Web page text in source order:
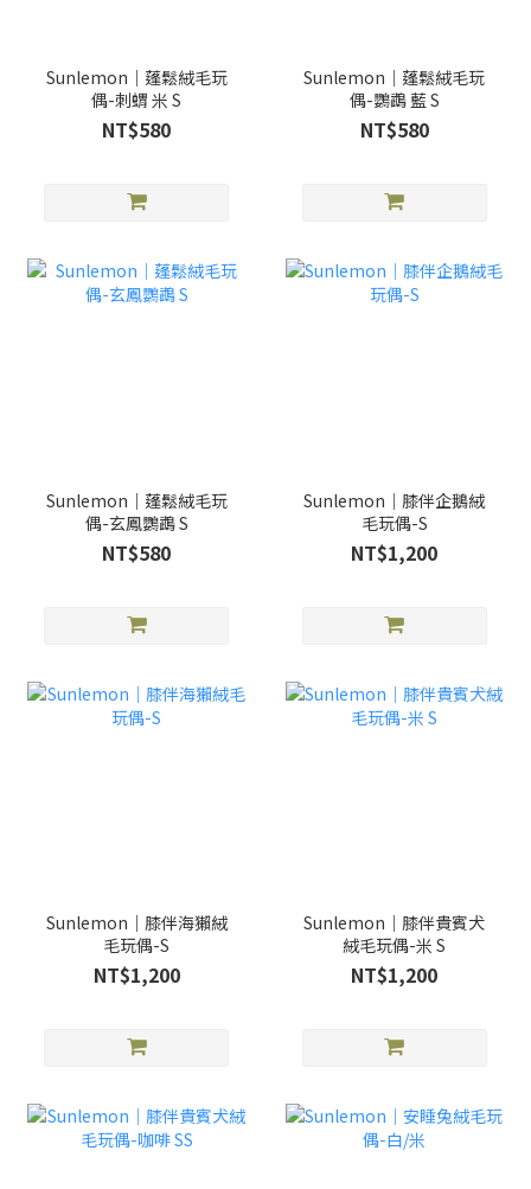
Sunlemon｜蓬鬆絨毛玩
偶-刺蝟 米 S
NT$580
Sunlemon｜蓬鬆絨毛玩
偶-鸚鵡 藍 S
NT$580
Sunlemon｜蓬鬆絨毛玩
偶-玄鳳鸚鵡 S
NT$580
Sunlemon｜膝伴企鵝絨
毛玩偶-S
NT$1,200
Sunlemon｜膝伴海獺絨
毛玩偶-S
NT$1,200
Sunlemon｜膝伴貴賓犬
絨毛玩偶-米 S
NT$1,200